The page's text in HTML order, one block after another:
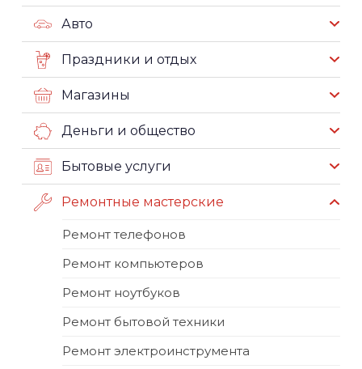
Авто
Праздники и отдых
Магазины
Деньги и общество
Бытовые услуги
Ремонтные мастерские
Ремонт телефонов
Ремонт компьютеров
Ремонт ноутбуков
Ремонт бытовой техники
Ремонт электроинструмента